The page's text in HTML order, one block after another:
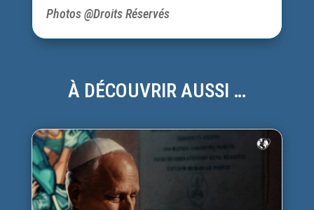
Photos @Droits Réservés
À DÉCOUVRIR AUSSI …